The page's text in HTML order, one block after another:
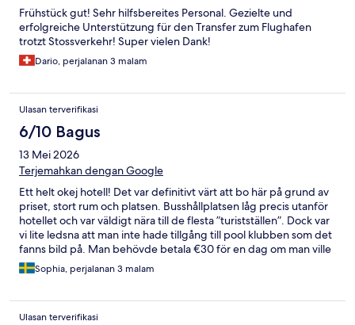
Frühstück gut! Sehr hilfsbereites Personal. Gezielte und
erfolgreiche Unterstützung für den Transfer zum Flughafen
trotzt Stossverkehr! Super vielen Dank!
Dario, perjalanan 3 malam
Ulasan terverifikasi
6/10 Bagus
13 Mei 2026
Terjemahkan dengan Google
Ett helt okej hotell! Det var definitivt värt att bo här på grund av
priset, stort rum och platsen. Busshållplatsen låg precis utanför
hotellet och var väldigt nära till de flesta ”turistställen”. Dock var
vi lite ledsna att man inte hade tillgång till pool klubben som det
fanns bild på. Man behövde betala €30 för en dag om man ville
hänga där. Men det fanns en väldigt basic pool på taket som
man hade tillgång till.
Sophia, perjalanan 3 malam
Ulasan terverifikasi